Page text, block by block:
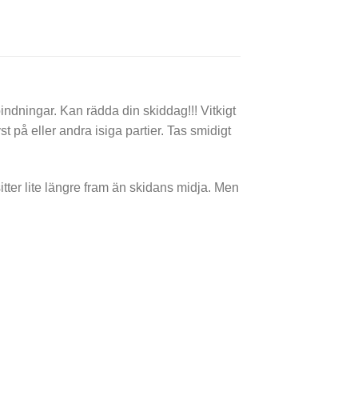
Kan rädda din skiddag!!! Vitkigt
på eller andra isiga partier. Tas smidigt
lite längre fram än skidans midja. Men